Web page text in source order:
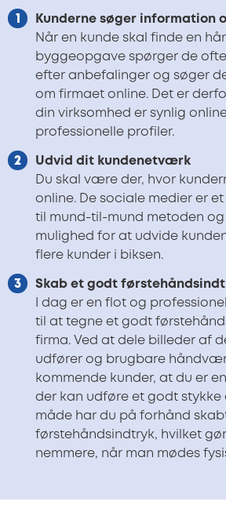
Kunderne søger information
Når en kunde skal finde en
byggeopgave spørger de
efter anbefalinger og søger
om firmaet online. Det er
din virksomhed er synlig
professionelle profiler.
Udvid dit kundenetværk
Du skal være der, hvor
online. De sociale medier er
til mund-til-mund metoden og
mulighed for at udvide
flere kunder i biksen.
Skab et godt
I dag er en flot og
til at tegne et godt
firma. Ved at dele billeder af
udfører og brugbare
kommende kunder, at du er
der kan udføre et godt stykke
måde har du på forhånd
førstehåndsindtryk, hvilket
nemmere, når man mødes